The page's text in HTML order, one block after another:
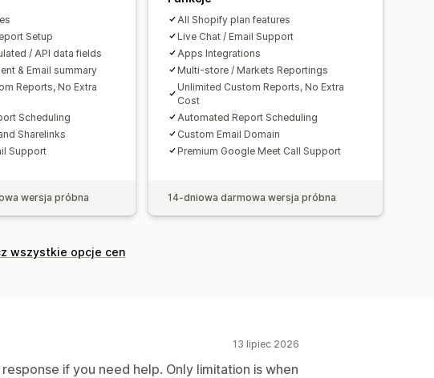
Uzgodnienie bankowe
dane dotyczące importu
Setup
/ API data fields
& Email summary
Reports, No Extra
Scheduling
Sharelinks
Support
wersja próbna
All Shopify plan features
Live Chat / Email Support
Apps Integrations
Multi-store / Markets Reportings
Unlimited Custom Reports, No Extra
Cost
Automated Report Scheduling
Custom Email Domain
Premium Google Meet Call Support
14-dniowa darmowa wersja próbna
wszystkie opcje cen
13 lipiec 2026
if you need help. Only limitation is when